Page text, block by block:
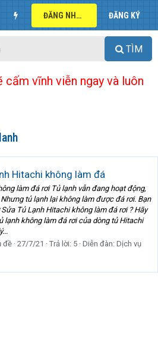
ĐĂNG NHẬP ĐĂNG KÝ
TÌM
vĩnh viễn ngay và luôn
Hitachi không làm đá
làm đá rơi Tủ lạnh vẫn đang hoạt động,
tủ lạnh lại không làm được đá rơi. Bạn
Tủ Lạnh Hitachi không làm đá rơi ? Hãy
lạnh không làm đá rơi của dòng tủ Hitachi
đề 27/7/21 Trả lời: 5 Diễn đàn: Dịch vụ